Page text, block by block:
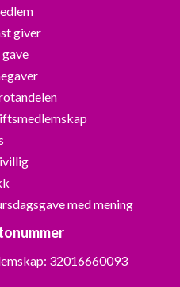
giver
gave
med mening
32016660093